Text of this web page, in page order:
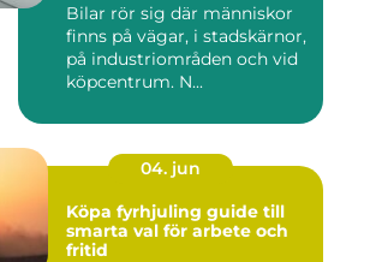
Bilar rör sig där människor
finns på vägar, i stadskärnor,
på industriområden och vid
köpcentrum. N...
04. jun
Köpa fyrhjuling guide till
smarta val för arbete och
fritid